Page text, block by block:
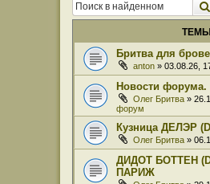
ТЕМЫ
Бритва для
anton » 03.08.26,
Новости форума.
Олег Бритва »
форум
Кузница ДЕЛЭР
Олег Бритва »
ДИДОТ БОТТЕН
ПАРИЖ